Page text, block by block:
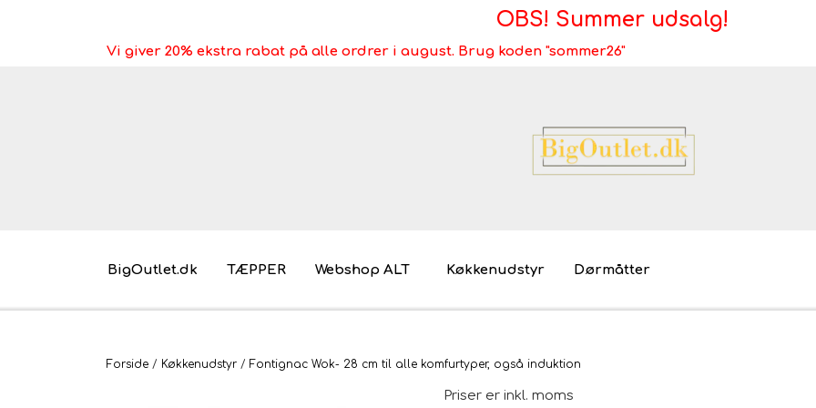
OBS! Summer udsalg!
Vi giver 20% ekstra rabat på alle ordrer i august. Brug koden "sommer26"
BigOutlet.dk TÆPPER Webshop ALT
Pakkeleg gaveidéer til under 30 kr. Brugt/demo/udstilling - bliv miljøvenlig
Køkkenudstyr Dørmåtter
Forside Køkkenudstyr Fontignac Wok- 28 cm til alle komfurtyper, også induktion
Priser er inkl. moms